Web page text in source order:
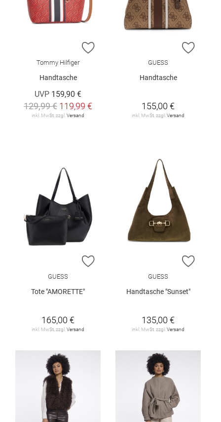
ZUR WUNSCHLISTE HINZUFÜGEN
Tommy Hilfiger
Handtasche
UVP 159,90 €
129,99 € 119,99 €
inkl. MwSt. zzgl. Versand
ZUR
GUESS
Handtasche
155,00 €
inkl. MwSt. zzgl. Versand
ZUR WUNSCHLISTE HINZUFÜGEN
GUESS
Tote "AMORETTE"
165,00 €
inkl. MwSt. zzgl. Versand
ZUR
GUESS
Handtasche "Sunset"
135,00 €
inkl. MwSt. zzgl. Versand